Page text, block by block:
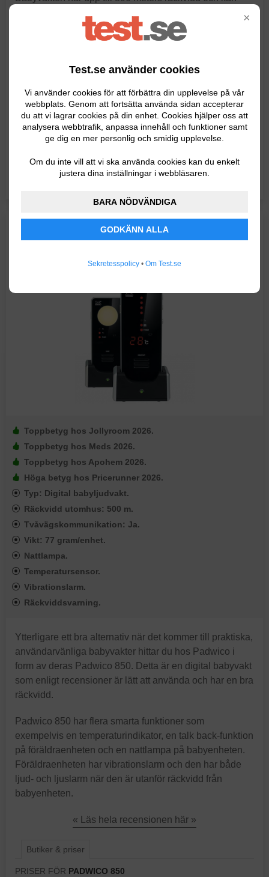
×
Test.se använder cookies
Vi använder cookies för att förbättra din upplevelse på vår
webbplats. Genom att fortsätta använda sidan accepterar
du att vi lagrar cookies på din enhet. Cookies hjälper oss att
analysera webbtrafik, anpassa innehåll och funktioner samt
ge dig en mer personlig och smidig upplevelse.
Om du inte vill att vi ska använda cookies kan du enkelt
justera dina inställningar i webbläsaren.
BARA NÖDVÄNDIGA
GODKÄNN ALLA
Sekretesspolicy • Om Test.se
« Läs hela recensionen här »
Butiker & priser
PRISER FÖR BEURER BY 84
I lager 599kr
BRA VAL
Toppbetyg hos Jollyroom 2026.
Toppbetyg hos Meds 2026.
Toppbetyg hos Apohem 2026.
Höga betyg hos Pricerunner 2026.
Typ: Digital babyljudvakt.
Räckvidd utomhus: 500 m.
Tvåvägskommunikation: Ja.
Vikt: 77 gram/enhet.
Nattlampa.
Temperatursensor.
Vibrationslarm.
Räckviddsvarning.
Ytterligare ett bra alternativ när det kommer till praktiska,
användarvänliga babyvakter hittar du hos Padwico i
form av deras Padwico 850. Detta är en digital babyvakt
som enligt recensioner är lätt att använda och har en bra
räckvidd.
Padwico 850 har flera smarta funktioner som
exempelvis en temperaturindikator, en talk back-funktion
på föräldraenheten och en nattlampa på babyenheten.
Föräldraenheten har vibrationslarm och den har både
ljud- och ljuslarm när den är utanför räckvidd från
babyenheten.
« Läs hela recensionen här »
Butiker & priser
PRISER FÖR PADWICO 850